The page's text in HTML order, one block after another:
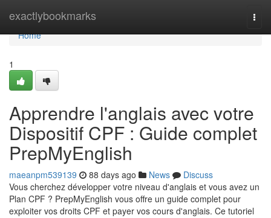
exactlybookmarks
Home
Home
1
Apprendre l'anglais avec votre
Dispositif CPF : Guide complet
PrepMyEnglish
maeanpm539139 88 days ago News
Discuss
Vous cherchez développer votre niveau d'anglais et vous avez un
Plan CPF ? PrepMyEnglish vous offre un guide complet pour
exploiter vos droits CPF et payer vos cours d'anglais. Ce tutoriel